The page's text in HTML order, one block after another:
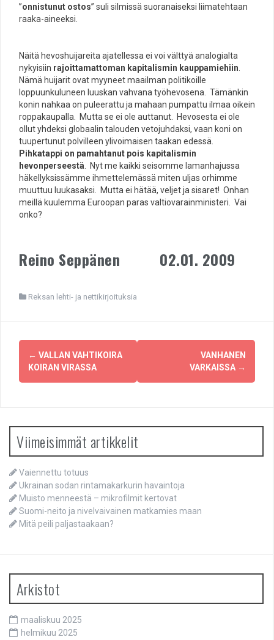
”onnistunut ostos” suli silmissä suoranaiseksi liimatehtaan
raaka-aineeksi.
Näitä hevoshuijareita ajatellessa ei voi välttyä analogialta
nykyisiin rajoittamattoman kapitalismin kauppamiehiin
Nämä huijarit ovat myyneet maailman politikoille
loppuunkuluneen luuskan vahvana työhevosena. Tämänkin
konin nahkaa on puleerattu ja mahaan pumpattu ilmaa oikein
roppakaupalla. Mutta se ei ole auttanut. Hevosesta ei ole
ollut yhdeksi globaalin talouden vetojuhdaksi, vaan koni on
tuupertunut polvilleen ylivoimaisen taakan edessä.
Pihkatappi on pamahtanut pois kapitalismin
hevonperseestä . Nyt me kaikki seisomme lamanhajussa
häkellyksissämme ihmettelemässä miten uljas orhimme
muuttuu luukasaksi. Mutta ei hätää, veljet ja sisaret! Onhan
meillä kuulemma Euroopan paras valtiovarainministeri. Vai
onko?
Reino Seppänen 02.01. 2009
Reksan lehti- ja nettikirjoituksia
Post
navigation
← VALLAN VAHTIKOIRA
KOIRAN VIRASSA
VANHANEN
VARKAISSA →
Viimeisimmät artikkelit
Vaiennettu totuus
Ukrainan sodan rintamakarkurin havaintoja
Muisto menneestä – mikrofilmit kertovat
Suomi-neito ja nivelvaivainen matkamies maan
Mitä peili paljastaakaan?
Arkistot
maaliskuu 2025
helmikuu 2025